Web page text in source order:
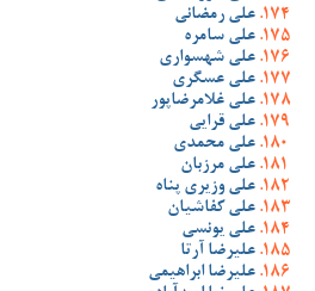
علی رمضانی
علی سامره
علی شهسواری
علی عسگری
علی غلامرضاپور
علی قرایی
علی محمدی
علی مرزبان
علی وزیری پناه
علی کفاشیان
علی یونسی
علیرضا آرتا
علیرضا ابراهیمی